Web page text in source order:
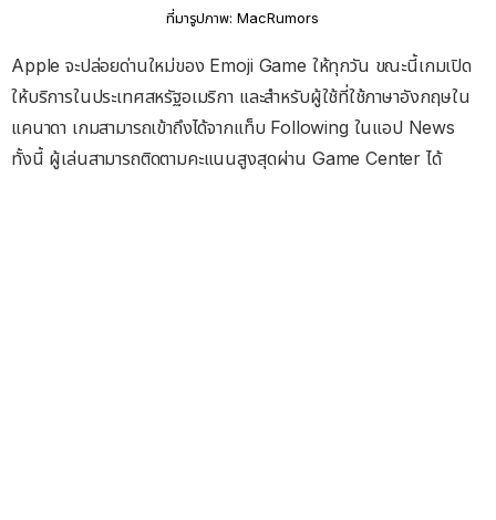
ที่มารูปภาพ: MacRumors
Apple จะปล่อยด่านใหม่ของ Emoji Game ให้ทุกวัน ขณะนี้เกมเปิด
ให้บริการในประเทศสหรัฐอเมริกา และสำหรับผู้ใช้ที่ใช้ภาษาอังกฤษใน
แคนาดา เกมสามารถเข้าถึงได้จากแท็บ Following ในแอป News
ทั้งนี้ ผู้เล่นสามารถติดตามคะแนนสูงสุดผ่าน Game Center ได้